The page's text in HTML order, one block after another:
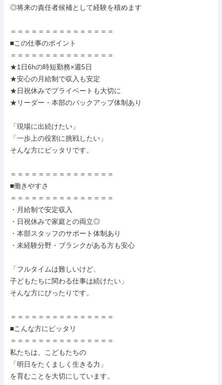
◎将来の責任者候補として経験を積めます
＝＝＝＝＝＝＝＝＝＝＝＝＝＝＝
■この仕事のポイント
＝＝＝＝＝＝＝＝＝＝＝＝＝＝＝
★1日6hの時短勤務×週5日
★安心の月給制で収入も安定
★日祝休みでプライベートも大切に
★リーダー・本部のバックアップ体制あり
「現場に出続けたい」
「一歩上の役割に挑戦したい」
そんな方にピッタリです。
＝＝＝＝＝＝＝＝＝＝＝＝＝＝＝
■働きやすさ
＝＝＝＝＝＝＝＝＝＝＝＝＝＝＝
・月給制で安定収入
・日祝休みで家庭との両立◎
・本部スタッフのサポート体制あり
・未経験分野・ブランクがある方も安心
「フルタイムは難しいけど、
子どもたちに関わる仕事は続けたい」
そんな方にぴったりです。
＝＝＝＝＝＝＝＝＝＝＝＝＝＝＝
■こんな方にピッタリ
＝＝＝＝＝＝＝＝＝＝＝＝＝＝＝
私たちは、こどもたちの
「明日をたくましく生きる力」
を育むことを大切にしています。